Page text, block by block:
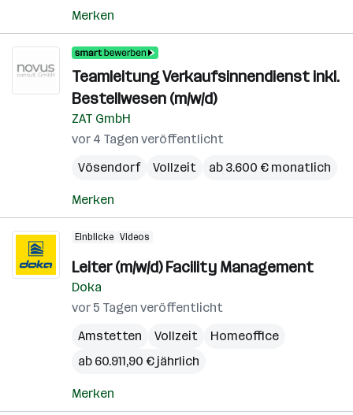
Merken
Teamleitung Verkaufsinnendienst inkl.
Bestellwesen (m/w/d)
ZAT GmbH
vor 4 Tagen veröffentlicht
Vösendorf
Vollzeit ab 3.600 € monatlich
Merken
Einblicke Videos
Leiter (m/w/d) Facility Management
Doka
vor 5 Tagen veröffentlicht
Amstetten
Vollzeit
Homeoffice
ab 60.911,90 € jährlich
Merken